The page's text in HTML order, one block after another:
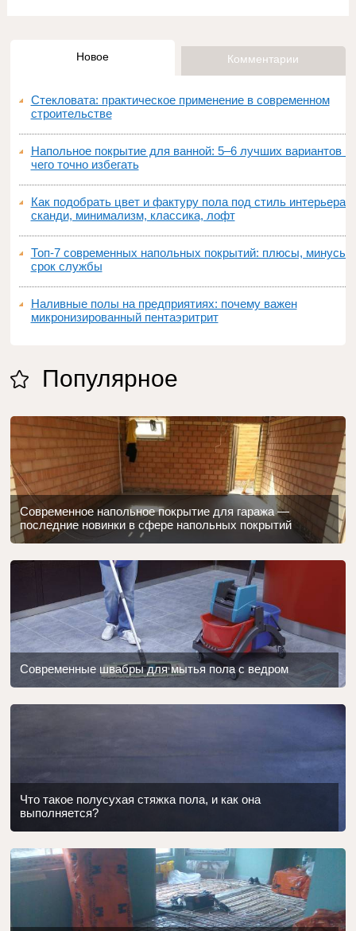
Новое Комментарии
Стекловата: практическое применение в современном
строительстве
Напольное покрытие для ванной: 5–6 лучших вариантов и
чего точно избегать
Как подобрать цвет и фактуру пола под стиль интерьера:
сканди, минимализм, классика, лофт
Топ‑7 современных напольных покрытий: плюсы, минусы,
срок службы
Наливные полы на предприятиях: почему важен
микронизированный пентаэритрит
Популярное
Современное напольное покрытие для гаража —
последние новинки в сфере напольных покрытий
Современные швабры для мытья пола с ведром
Что такое полусухая стяжка пола, и как она
выполняется?